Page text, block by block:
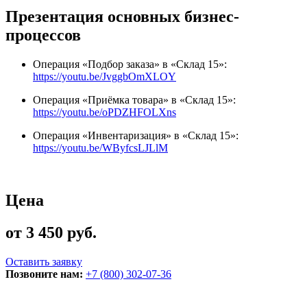
Презентация основных бизнес-
процессов
Операция «Подбор заказа» в «Склад 15»:
https://youtu.be/JvggbOmXLOY
Операция «Приёмка товара» в «Склад 15»:
https://youtu.be/oPDZHFOLXns
Операция «Инвентаризация» в «Склад 15»:
https://youtu.be/WByfcsLJLlM
Цена
от 3 450 руб.
Оставить заявку
Позвоните нам: +7 (800) 302-07-36